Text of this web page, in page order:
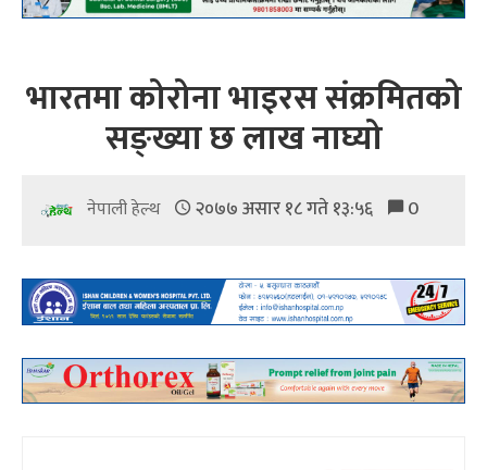
भारतमा कोरोना भाइरस संक्रमितको
सङ्ख्या छ लाख नाघ्यो
नेपाली हेल्थ २०७७ असार १८ गते १३:५६ 0